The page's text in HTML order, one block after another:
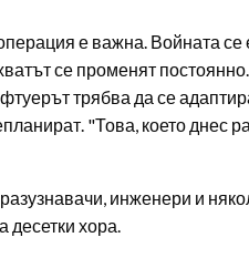
е важна. Войната се
се променят
трябва да се
"Това, което днес
инженери и
десетки хора.